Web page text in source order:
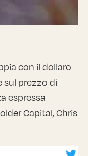
con il dollaro
sul prezzo di
espressa
Capital, Chris